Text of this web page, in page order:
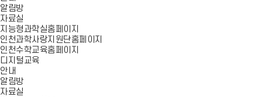
알림방
자료실
지능형과학실홈페이지
인천과학사랑지원단홈페이지
인천수학교육홈페이지
디지털교육
안내
알림방
자료실